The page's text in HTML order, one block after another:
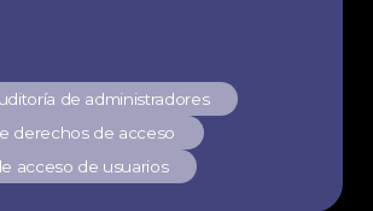
de administradores
derechos de acceso
acceso de usuarios